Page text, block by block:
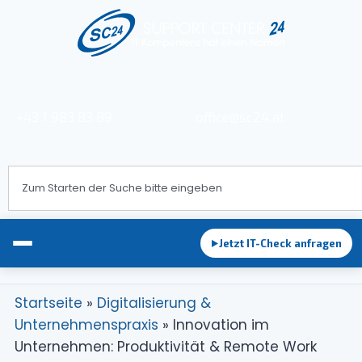
EDV-Betreuung
►Jetzt IT-Check anfragen
Startseite » Digitalisierung &
Unternehmenspraxis » Innovation im
Unternehmen: Produktivität & Remote Work